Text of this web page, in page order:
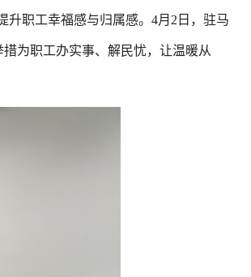
职工幸福感与归属感。4月2日，驻马
为职工办实事、解民忧，让温暖从